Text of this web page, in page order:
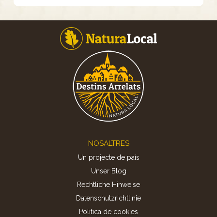
NOSALTRES
Un projecte de país
Unser Blog
Rechtliche Hinweise
Datenschutzrichtlinie
Politica de cookies